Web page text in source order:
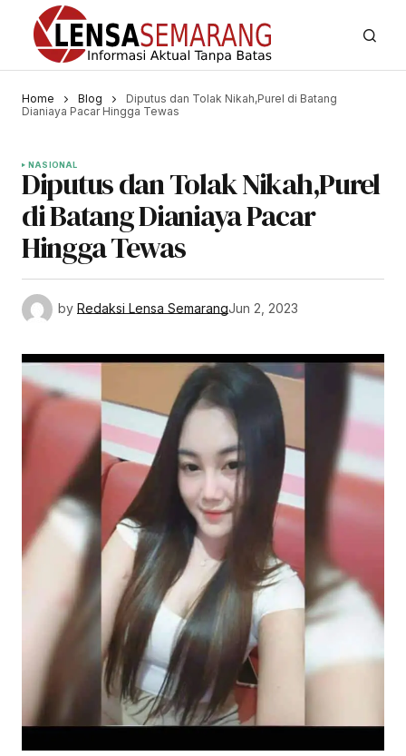
Home Blog
Diputus dan Tolak Nikah,Purel di Batang
Dianiaya Pacar Hingga Tewas
NASIONAL
Diputus dan Tolak Nikah,Purel
di Batang Dianiaya Pacar
Hingga Tewas
by Redaksi Lensa SemarangJun 2, 2023